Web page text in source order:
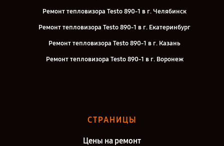
Ремонт тепловизора Testo 890-1 в г. Челябинск
Ремонт тепловизора Testo 890-1 в г. Екатеринбург
Ремонт тепловизора Testo 890-1 в г. Казань
Ремонт тепловизора Testo 890-1 в г. Воронеж
Ремонт тепловизора Testo 890-1 в г. Санкт-Петербург
СТРАНИЦЫ
Цены на ремонт